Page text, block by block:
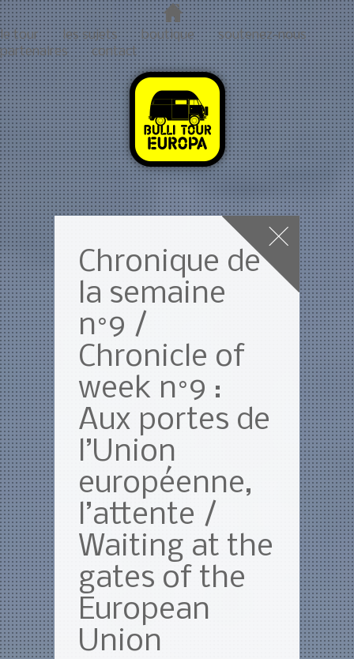
le tour les sujets boutique
soutenez-nous
partenaires
contact
Chronique de
la semaine
n°9 /
Chronicle of
week n°9 :
Aux portes de
l’Union
européenne,
l’attente /
Waiting at the
gates of the
European
Union